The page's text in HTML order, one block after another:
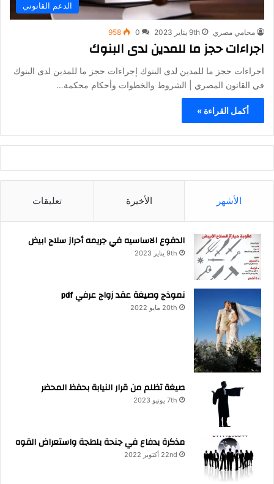
الدعم القانوني
محامي مصري 9th يناير 2023 0
958
اجراءات حجز ما للمدين لدى البنوك
اجراءات حجز ما للمدين لدى البنوك إجراءات حجز ما للمدين لدى البنوك
في القانون المصري | الشروط والخطوات وأحكام محكمة…
أكمل القراءة »
الأشهر الأخيرة تعليقات
الدفوع الاساسيه في جريمه أحراز سلاح ابيض
9th يناير 2023
نموذج وصيغة عقد زواج عرفي pdf
20th مايو 2022
صيغة تظلم من قرار النيابة بحفظ المحضر
7th يونيو 2023
مذكرة بدفاع في جنحة بلطجة واستعراض القوه
22nd أكتوبر 2022